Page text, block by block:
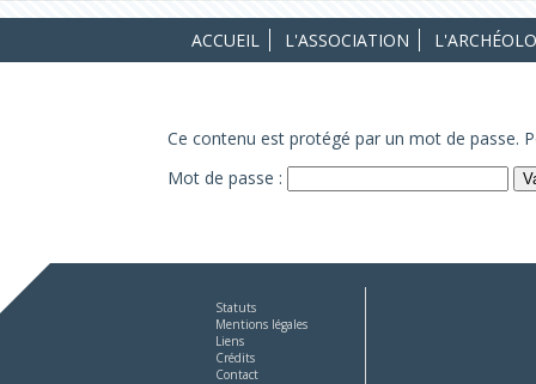
ACCUEIL L'ASSOCIATION
Ce contenu est protégé par un mot de passe.
Mot de passe :
Statuts
Mentions légales
Liens
Crédits
Contact